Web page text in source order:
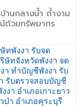
านกลางน้ำ ถ้ำงาม
ด้วยทรัพยากร
ทพังงา รับจด
ษัทจังหวัดพังงา จด
า ทำบัญชีพังงา รับ
รับตรวจสอบบัญชี
งา อำเภอเกาะยาว
ป่า อำเภอคุระบุรี